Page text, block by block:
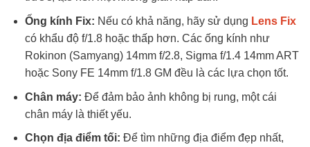
Ống kính Fix: Nếu có khả năng, hãy sử dụng Lens Fix
có khẩu độ f/1.8 hoặc thấp hơn. Các ống kính như
Rokinon (Samyang) 14mm f/2.8, Sigma f/1.4 14mm ART
hoặc Sony FE 14mm f/1.8 GM đều là các lựa chọn tốt.
Chân máy: Để đảm bảo ảnh không bị rung, một cái
chân máy là thiết yếu.
Chọn địa điểm tối: Để tìm những địa điểm đẹp nhất,